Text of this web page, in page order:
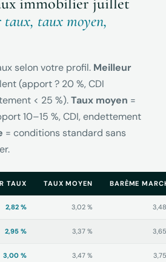
taux, taux moyen,
selon votre profil. Meilleur
(apport ? 20 %, CDI
< 25 %).Taux moyen =
10–15 %, CDI, endettement
= conditions standard sans
TAUX TAUX MOYEN BARÈME
2,82 % 3,02 %
2,95 % 3,37 %
3,00 % 3,47 %